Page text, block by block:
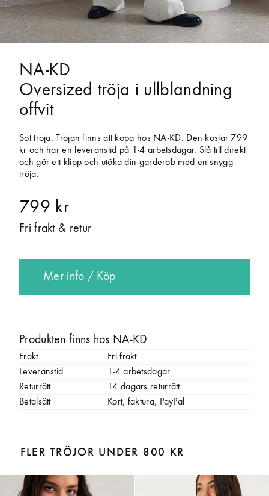
NA-KD
Oversized tröja i ullblandning
offvit
Söt tröja. Tröjan finns att köpa hos NA-KD. Den kostar 799
kr och har en leveranstid på 1-4 arbetsdagar. Slå till direkt
och gör ett klipp och utöka din garderob med en snygg
tröja.
799 kr
Fri frakt & retur
Mer info / Köp
Produkten finns hos NA-KD
Frakt
Fri frakt
Leveranstid
1-4 arbetsdagar
Returrätt
14 dagars returrätt
Betalsätt
Kort, faktura, PayPal
FLER TRÖJOR UNDER 800 KR